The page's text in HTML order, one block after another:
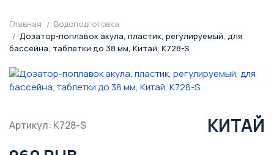
Главная
Водоподготовка
Дозатор-поплавок акула, пластик, регулируемый, для
бассейна, таблетки до 38 мм, Китай, K728-S
Артикул: K728-S КИТАЙ